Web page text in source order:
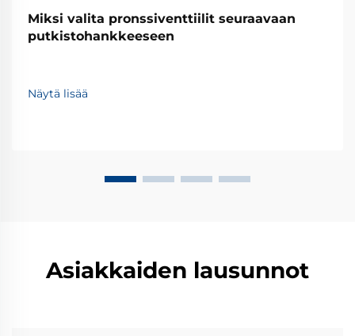
Miksi valita pronssiventtiilit seuraavaan
putkistohankkeeseen
Näytä lisää
Asiakkaiden lausunnot